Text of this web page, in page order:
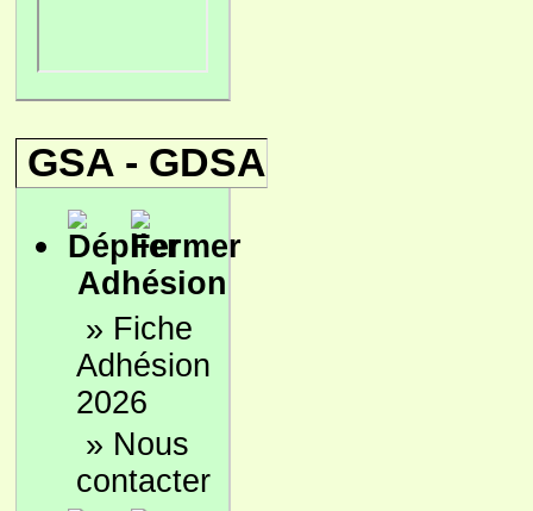
GSA - GDSA
Adhésion
» Fiche
Adhésion
2026
» Nous
contacter